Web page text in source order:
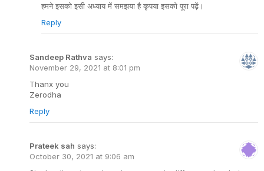
हमने इसको इसी अध्याय में समझया है कृपया इसको पूरा पढ़ें।
Reply
Sandeep Rathva says:
November 29, 2021 at 8:01 pm
Thanx you
Zerodha
Reply
Prateek sah says:
October 30, 2021 at 9:06 am